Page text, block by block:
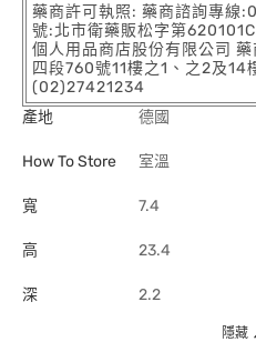
藥商許可執照: 藥商諮詢專
號:北市衛藥販松字第
個人用品商店股份有限公司
四段760號11樓之1、之2及14
(02)27421234
產地
德國
How To Store 室溫
寬 7.4
高 23.4
深 2.2
隱藏